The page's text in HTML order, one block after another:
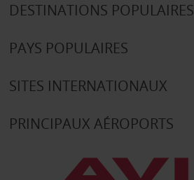
DESTINATIONS POPULAIRES
PAYS POPULAIRES
SITES INTERNATIONAUX
PRINCIPAUX AÉROPORTS